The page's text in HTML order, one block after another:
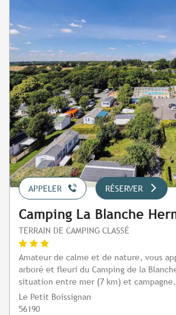
APPELER RÉSERVER
Camping La Blanche
TERRAIN DE CAMPING CLASSÉ
Amateur de calme et de nature, vous
arboré et fleuri du Camping de la
situation entre mer (7 km) et
Le Petit Boissignan
56190